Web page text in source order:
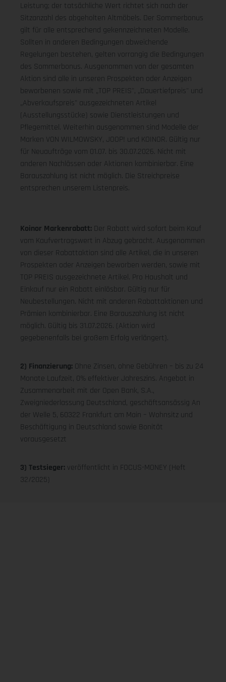
Leistung; der tatsächliche Wert richtet sich nach der
Sitzanzahl des abgeholten Altmöbels. Der Sommerbonus
gilt für alle entsprechend gekennzeichneten Modelle.
Sollten in anderen Bedingungen abweichende
Regelungen bestehen, gelten vorrangig die Bedingungen
des Sommerbonus. Ausgenommen von der gesamten
Aktion sind alle in unseren Prospekten oder Anzeigen
beworbenen sowie mit „TOP PREIS", „Dauertiefpreis" und
„Abverkaufspreis" ausgezeichneten Artikel
(Ausstellungsstücke) sowie Dienstleistungen und
Pflegemittel. Weiterhin ausgenommen sind Modelle der
Marken VON WILMOWSKY, JOOP! und KOINOR. Gültig nur
für Neuaufträge vom 01.07. bis 30.07.2026. Nicht mit
anderen Nachlässen oder Aktionen kombinierbar. Eine
Barauszahlung ist nicht möglich. Die Streichpreise
entsprechen unserem Listenpreis.
Koinor Markenrabatt: Der Rabatt wird sofort beim Kauf
vom Kaufvertragswert in Abzug gebracht. Ausgenommen
von dieser Rabattaktion sind alle Artikel, die in unseren
Prospekten oder Anzeigen beworben werden, sowie mit
TOP PREIS ausgezeichnete Artikel. Pro Haushalt und
Einkauf nur ein Rabatt einlösbar. Gültig nur für
Neubestellungen. Nicht mit anderen Rabattaktionen und
Prämien kombinierbar. Eine Barauszahlung ist nicht
möglich. Gültig bis 31.07.2026. (Aktion wird
gegebenenfalls bei großem Erfolg verlängert).
2) Finanzierung: Ohne Zinsen, ohne Gebühren – bis zu 24
Monate Laufzeit, 0% effektiver Jahreszins. Angebot in
Zusammenarbeit mit der Open Bank, S.A.,
Zweigniederlassung Deutschland, geschäftsansässig An
der Welle 5, 60322 Frankfurt am Main – Wohnsitz und
Beschäftigung in Deutschland sowie Bonität
vorausgesetzt
3) Testsieger: veröffentlicht in FOCUS-MONEY (Heft
32/2025)